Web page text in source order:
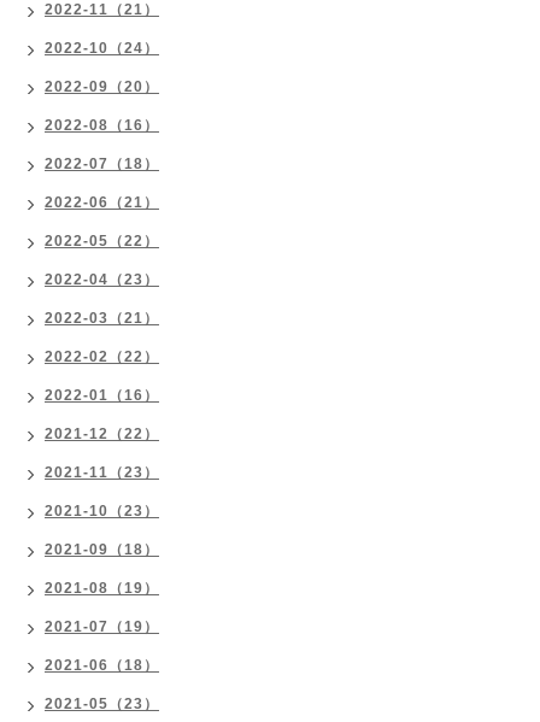
2022-11（21）
2022-10（24）
2022-09（20）
2022-08（16）
2022-07（18）
2022-06（21）
2022-05（22）
2022-04（23）
2022-03（21）
2022-02（22）
2022-01（16）
2021-12（22）
2021-11（23）
2021-10（23）
2021-09（18）
2021-08（19）
2021-07（19）
2021-06（18）
2021-05（23）